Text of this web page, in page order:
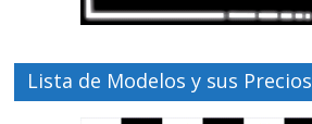
Lista de Modelos y sus Precios